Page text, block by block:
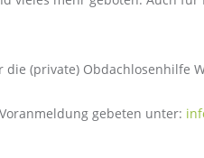
(private) Obdachlosenhilfe
gebeten unter: